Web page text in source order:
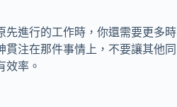
先進行的工作時，你還需要更多時
注在那件事情上，不要讓其他同
效率。